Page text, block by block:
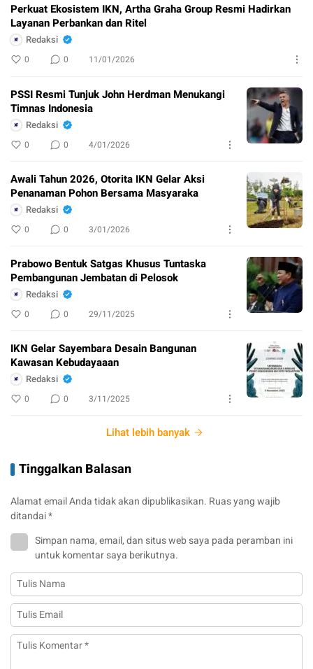
Perkuat Ekosistem IKN, Artha Graha Group Resmi Hadirkan
Layanan Perbankan dan Ritel
Redaksi
0 0 11/01/2026
PSSI Resmi Tunjuk John Herdman Menukangi
Timnas Indonesia
Redaksi
0 0 4/01/2026
Awali Tahun 2026, Otorita IKN Gelar Aksi
Penanaman Pohon Bersama Masyaraka
Redaksi
0 0 3/01/2026
Prabowo Bentuk Satgas Khusus Tuntaska
Pembangunan Jembatan di Pelosok
Redaksi
0 0 29/11/2025
IKN Gelar Sayembara Desain Bangunan
Kawasan Kebudayaaan
Redaksi
0 0 3/11/2025
Lihat lebih banyak
Tinggalkan Balasan
Alamat email Anda tidak akan dipublikasikan. Ruas yang wajib
ditandai*
Simpan nama, email, dan situs web saya pada peramban ini
untuk komentar saya berikutnya.